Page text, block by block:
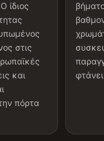
ΦΡΟΝΤΊΔΑ
μελάνια HP Latex·
Gold, στη συνέχεια
σε stretcher
& πεύκο από την
τεχνογνωσίας
σε τρία premium
Βάθος 2 cm
Μελάνια HP
Πιστοποίηση
ατέλειες
κινδύνου
που περιμένατε
επιστροφή χρημάτων
χωρίς ψιλά
και τα έξοδα
από το 1% των
όχι
στη σελίδα
άλλους να ανακαλύψουν
prints
αξιολόγησης.
ίδιος
στις
και
πόρτα